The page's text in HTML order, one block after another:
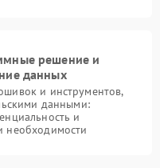
решение и
данных
и инструментов,
данными:
и
необходимости